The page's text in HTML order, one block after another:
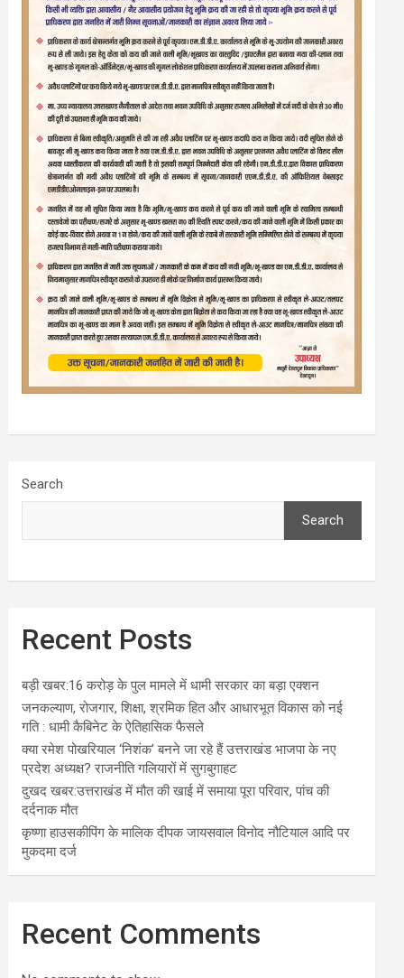
Search
Search
Recent Posts
बड़ी खबर:16 करोड़ के पुल मामले में धामी सरकार का बड़ा एक्शन
जनकल्याण, रोजगार, शिक्षा, श्रमिक हित और आधारभूत विकास को नई
गति : धामी कैबिनेट के ऐतिहासिक फैसले
क्या रमेश पोखरियाल ‘निशंक’ बनने जा रहे हैं उत्तराखंड भाजपा के नए
प्रदेश अध्यक्ष? राजनीति गलियारों में सुगबुगाहट
दुखद खबर:उत्तराखंड में मौत की खाई में समाया पूरा परिवार, पांच की
दर्दनाक मौत
कृष्णा हाउसकीपिंग के मालिक दीपक जायसवाल विनोद नौटियाल आदि पर
मुकदमा दर्ज
Recent Comments